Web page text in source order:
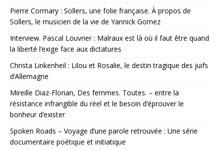
Pierre Cormary : Sollers, une folie française. À propos de
Sollers, le musicien de la vie de Yannick Gomez
Interview. Pascal Louvrier : Malraux est là où il faut être quand
la liberté l’exige face aux dictatures
Christa Linkenheil : Lilou et Rosalie, le destin tragique des juifs
d’Allemagne
Mireille Diaz-Florian, Des femmes. Toutes. – entre la
résistance infrangible du réel et le besoin d’éprouver le
bonheur d’exister
Spoken Roads – Voyage d’une parole retrouvée : Une série
documentaire poétique et initiatique